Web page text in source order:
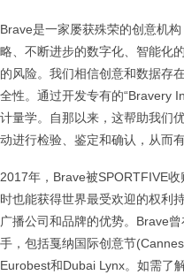
Brave是一家屡获殊荣的创意机
略、不断进步的数字化、智能化
的风险。我们相信创意和数据存
全性。通过开发专有的“Bravery
计量学。自那以来，这帮助我们
动进行检验、鉴定和确认，从而
2017年，Brave被SPORTFIVE
时也能获得世界最受欢迎的权利
广播公司和品牌的优势。Brave
手，包括戛纳国际创意节
Eurobest和Dubai Lynx。如需了